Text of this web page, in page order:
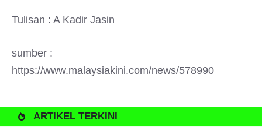
Tulisan : A Kadir Jasin
sumber :
https://www.malaysiakini.com/news/578990
ARTIKEL TERKINI